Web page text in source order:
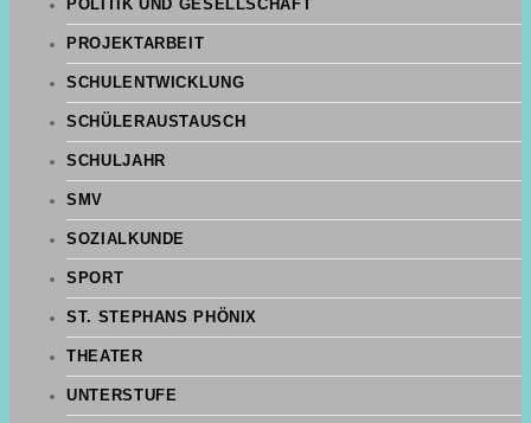
POLITIK UND GESELLSCHAFT
PROJEKTARBEIT
SCHULENTWICKLUNG
SCHÜLERAUSTAUSCH
SCHULJAHR
SMV
SOZIALKUNDE
SPORT
ST. STEPHANS PHÖNIX
THEATER
UNTERSTUFE